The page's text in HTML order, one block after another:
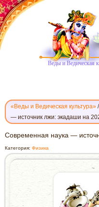
Веды и Ведическая
«Веды и Ведическая культура» /
— источник лжи: экадаши на
СОВРЕМЕННАЯ
НАУКА
— ИСТОЧНИК
ЛЖИ
Современная наука —
Категория: Физика